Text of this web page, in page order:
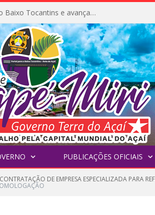
Igarapé-Miri conquista o melhor IDEB do Baixo Tocantins e avança na qualidade da educação pública
PUBLICAÇÕES OFICIAIS
DE EMPRESA ESPECIALIZADA PARA